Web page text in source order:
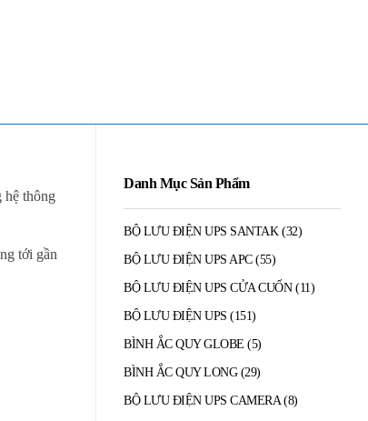
hệ thông
tới gần
Danh Mục Sản Phẩm
BỘ LƯU ĐIỆN UPS SANTAK (32)
BỘ LƯU ĐIỆN UPS APC (55)
BỘ LƯU ĐIỆN UPS CỬA CUỐN (11)
BỘ LƯU ĐIỆN UPS (151)
BÌNH ẮC QUY GLOBE (5)
BÌNH ẮC QUY LONG (29)
BỘ LƯU ĐIỆN UPS CAMERA (8)